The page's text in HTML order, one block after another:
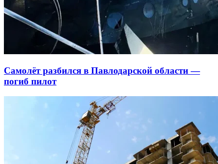
Самолёт разбился в Павлодарской области —
погиб пилот